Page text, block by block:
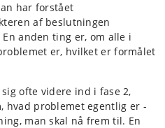
har forstået
af beslutningen
anden ting er, om alle i
er, hvilket er formålet
ofte videre ind i fase 2,
hvad problemet egentlig er -
man skal nå frem til. En